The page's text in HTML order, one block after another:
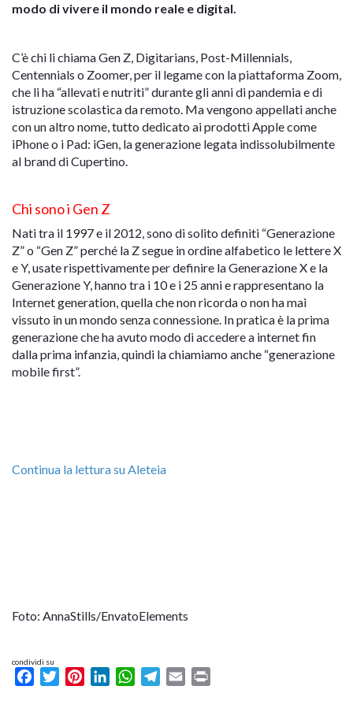
modo di vivere il mondo reale e digital.
C’è chi li chiama Gen Z, Digitarians, Post-Millennials,
Centennials o Zoomer, per il legame con la piattaforma Zoom,
che li ha “allevati e nutriti” durante gli anni di pandemia e di
istruzione scolastica da remoto. Ma vengono appellati anche
con un altro nome, tutto dedicato ai prodotti Apple come
iPhone o i Pad: iGen, la generazione legata indissolubilmente
al brand di Cupertino.
Chi sono i Gen Z
Nati tra il 1997 e il 2012, sono di solito definiti “Generazione
Z” o “Gen Z” perché la Z segue in ordine alfabetico le lettere X
e Y, usate rispettivamente per definire la Generazione X e la
Generazione Y, hanno tra i 10 e i 25 anni e rappresentano la
Internet generation, quella che non ricorda o non ha mai
vissuto in un mondo senza connessione. In pratica è la prima
generazione che ha avuto modo di accedere a internet fin
dalla prima infanzia, quindi la chiamiamo anche “generazione
mobile first”.
Continua la lettura su Aleteia
Foto: AnnaStills/EnvatoElements
condividi su
FacebookTwitterPinterestLinkedInWhatsAppTelegram
Email